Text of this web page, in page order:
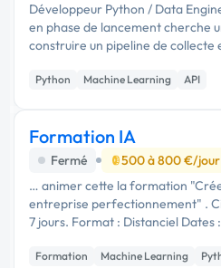
Développeur Python / Data
en phase de lancement cherche
construire un pipeline de collecte
multi-sources avec scoring
recherchées** - …
Python Machine Learning API
Formation IA
Fermé
500 à 800 €/jour
… animer cette la formation
entreprise perfectionnement" .
7 jours. Format : Distanciel Dates
Data engineer , de bonnes
…Formation Machine Learning